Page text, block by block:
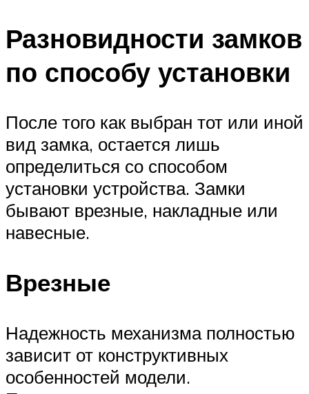
Разновидности замков
по способу установки
После того как выбран тот или иной
вид замка, остается лишь
определиться со способом
установки устройства. Замки
бывают врезные, накладные или
навесные.
Врезные
Надежность механизма полностью
зависит от конструктивных
особенностей модели.